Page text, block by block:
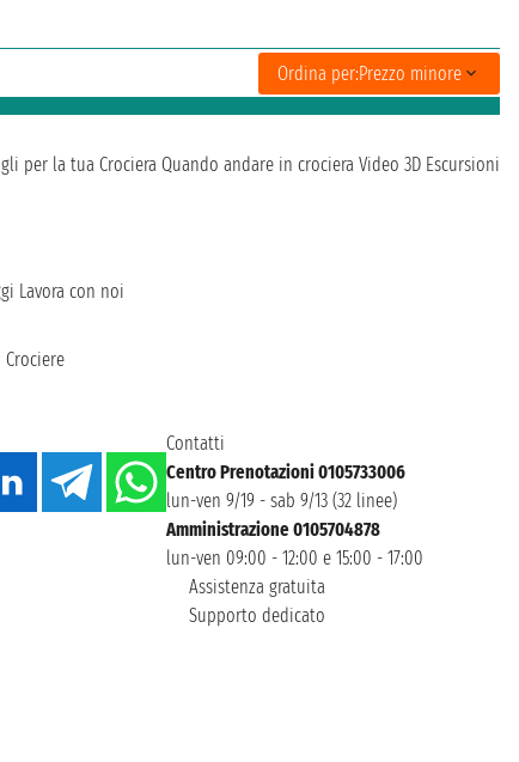
Ordina per:Prezzo minore
per la tua Crociera Quando andare in crociera Video 3D Escursioni
Lavora con noi
Contatti
Centro Prenotazioni 0105733006
lun-ven 9/19 - sab 9/13 (32 linee)
Amministrazione 0105704878
lun-ven 09:00 - 12:00 e 15:00 - 17:00
Assistenza gratuita
Supporto dedicato